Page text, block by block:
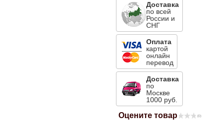
Доставка
по всей
России и
СНГ
Оплата
картой
онлайн
перевод
Доставка
по
Москве
1000 руб.
Оцените товар (0)